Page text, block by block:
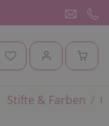
Stifte & Farben